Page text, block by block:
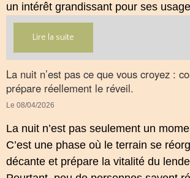
un intérêt grandissant pour ses
son interaction avec le système
Cet article propose une mise au
et conforme à la réglementation
Lire la suite
La nuit n’est pas ce que vous croyez :
prépare réellement le réveil.
Le 08/04/2026
La nuit n’est pas seulement un
C’est une phase où le terrain se
décante et prépare la vitalité du